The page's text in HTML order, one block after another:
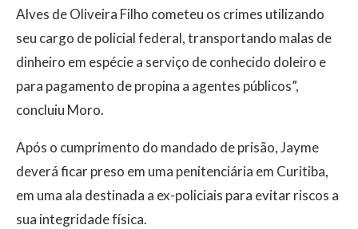
Alves de Oliveira Filho cometeu os crimes utilizando
seu cargo de policial federal, transportando malas de
dinheiro em espécie a serviço de conhecido doleiro e
para pagamento de propina a agentes públicos”,
concluiu Moro.
Após o cumprimento do mandado de prisão, Jayme
deverá ficar preso em uma penitenciária em Curitiba,
em uma ala destinada a ex-policiais para evitar riscos a
sua integridade física.